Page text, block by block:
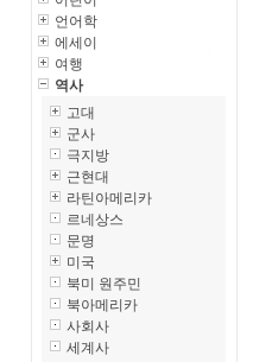
언어학
에세이
여행
역사
고대
군사
극지방
근현대
라틴아메리카
르네상스
문명
미국
북미 원주민
북아메리카
사회사
세계사